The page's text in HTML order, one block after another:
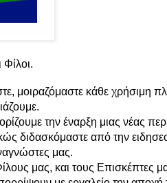
Φίλοι.
μοιραζόμαστε κάθε χρήσιμη
την έναρξη μιας νέας
διδασκόμαστε από την
μας.
μας, και τους Επισκέπτες